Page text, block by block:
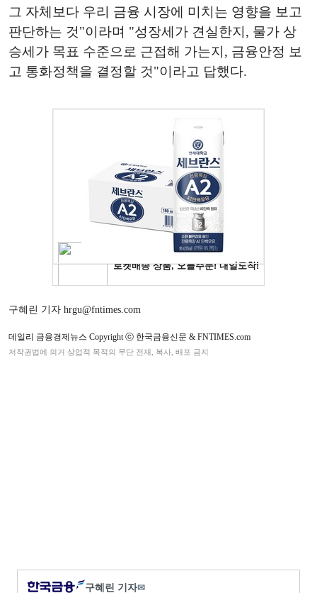
그 자체보다 우리 금융 시장에 미치는 영향을 보고
판단하는 것"이라며 "성장세가 견실한지, 물가 상
승세가 목표 수준으로 근접해 가는지, 금융안정 보
고 통화정책을 결정할 것"이라고 답했다.
구혜린 기자 hrgu@fntimes.com
데일리 금융경제뉴스 Copyright ⓒ 한국금융신문 & FNTIMES.com
저작권법에 의거 상업적 목적의 무단 전재, 복사, 배포 금지
구혜린 기자✉